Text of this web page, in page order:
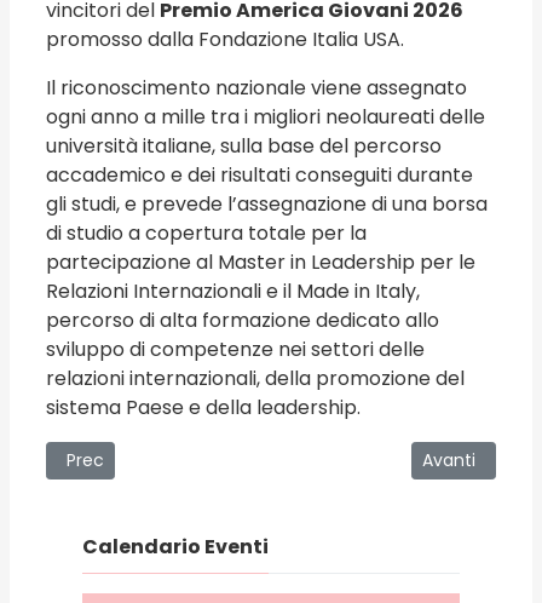
vincitori del Premio America Giovani 2026
promosso dalla Fondazione Italia USA.
Il riconoscimento nazionale viene assegnato
ogni anno a mille tra i migliori neolaureati delle
università italiane, sulla base del percorso
accademico e dei risultati conseguiti durante
gli studi, e prevede l’assegnazione di una borsa
di studio a copertura totale per la
partecipazione al Master in Leadership per le
Relazioni Internazionali e il Made in Italy,
percorso di alta formazione dedicato allo
sviluppo di competenze nei settori delle
relazioni internazionali, della promozione del
sistema Paese e della leadership.
Articolo precedente: Costituito, con Decreto
Prec Articolo
Avanti
Calendario Eventi